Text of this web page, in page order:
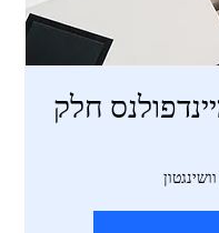
חלק
וושינגטון